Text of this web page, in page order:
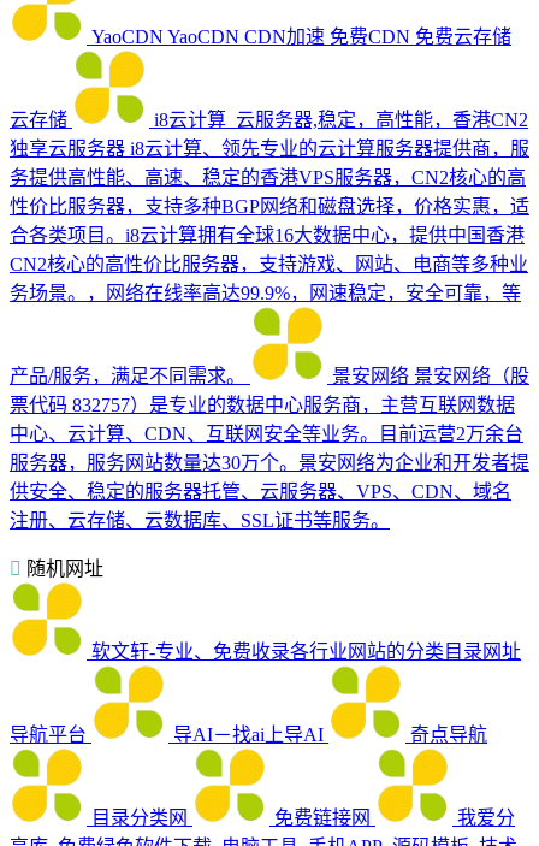
YaoCDN YaoCDN CDN加速 免费CDN 免费云存储
云存储
i8云计算_云服务器,稳定，高性能，香港CN2
独享云服务器 i8云计算、领先专业的云计算服务器提供商，服
务提供高性能、高速、稳定的香港VPS服务器，CN2核心的高
性价比服务器，支持多种BGP网络和磁盘选择，价格实惠，适
合各类项目。i8云计算拥有全球16大数据中心，提供中国香港
CN2核心的高性价比服务器，支持游戏、网站、电商等多种业
务场景。，网络在线率高达99.9%，网速稳定，安全可靠，等
产品/服务，满足不同需求。 景安网络 景安网络（股
票代码 832757）是专业的数据中心服务商，主营互联网数据
中心、云计算、CDN、互联网安全等业务。目前运营2万余台
服务器，服务网站数量达30万个。景安网络为企业和开发者提
供安全、稳定的服务器托管、云服务器、VPS、CDN、域名
注册、云存储、云数据库、SSL证书等服务。
随机网址
软文轩-专业、免费收录各行业网站的分类目录网址
导航平台 导AI－找ai上导AI 奇点导航
目录分类网 免费链接网
我爱分